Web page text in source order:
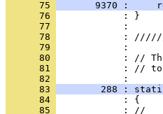
      75
9370 :
      76
      77
      78
      79
      80
      81
: //
      82
      83
288 :
      84
      85